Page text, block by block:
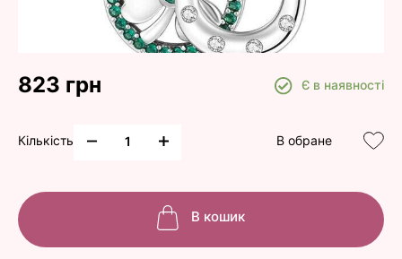
823 грн Є в наявності
Кількість В обране
В кошик